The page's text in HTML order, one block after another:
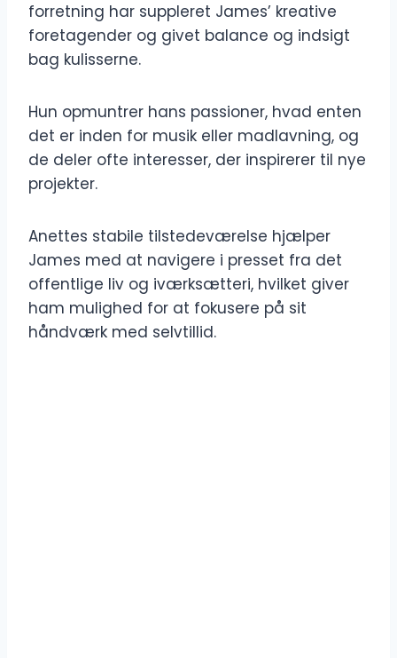
forretning har suppleret James’ kreative
foretagender og givet balance og indsigt
bag kulisserne.
Hun opmuntrer hans passioner, hvad enten
det er inden for musik eller madlavning, og
de deler ofte interesser, der inspirerer til nye
projekter.
Anettes stabile tilstedeværelse hjælper
James med at navigere i presset fra det
offentlige liv og iværksætteri, hvilket giver
ham mulighed for at fokusere på sit
håndværk med selvtillid.